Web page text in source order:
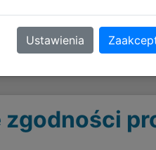
zwinąć, dzięki czemu
zgodności
Ustawienia